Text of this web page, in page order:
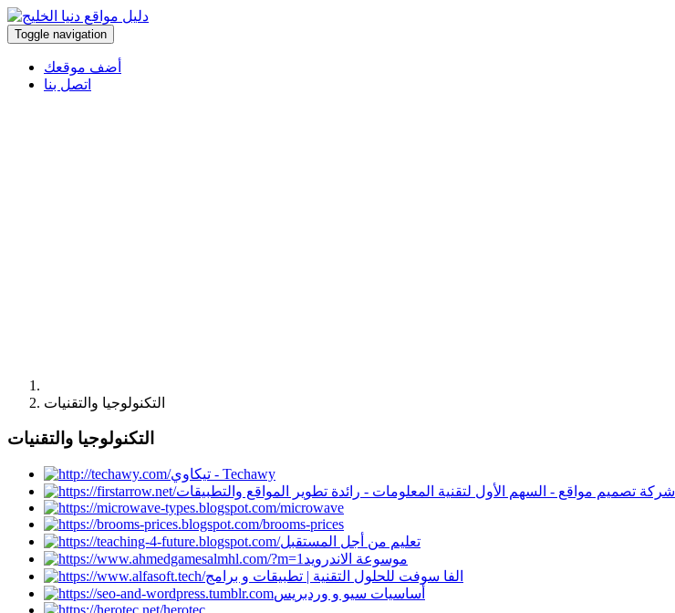
Toggle navigation
أضف موقعك
اتصل بنا
التكنولوجيا والتقنيات
التكنولوجيا والتقنيات
تيكاوي - Techawy
شركة تصميم مواقع - السهم الأول لتقنية المعلومات - رائدة تطوير المواقع والتطبيقات
microwave
brooms-prices
تعليم من أجل المستقبل
موسوعة الاندرويد
الفا سوفت للحلول التقنية | تطبيقات و برامج
أساسيات سيو و وردبريس